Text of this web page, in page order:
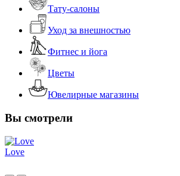
Тату-салоны
Уход за внешностью
Фитнес и йога
Цветы
Ювелирные магазины
Вы смотрели
Love